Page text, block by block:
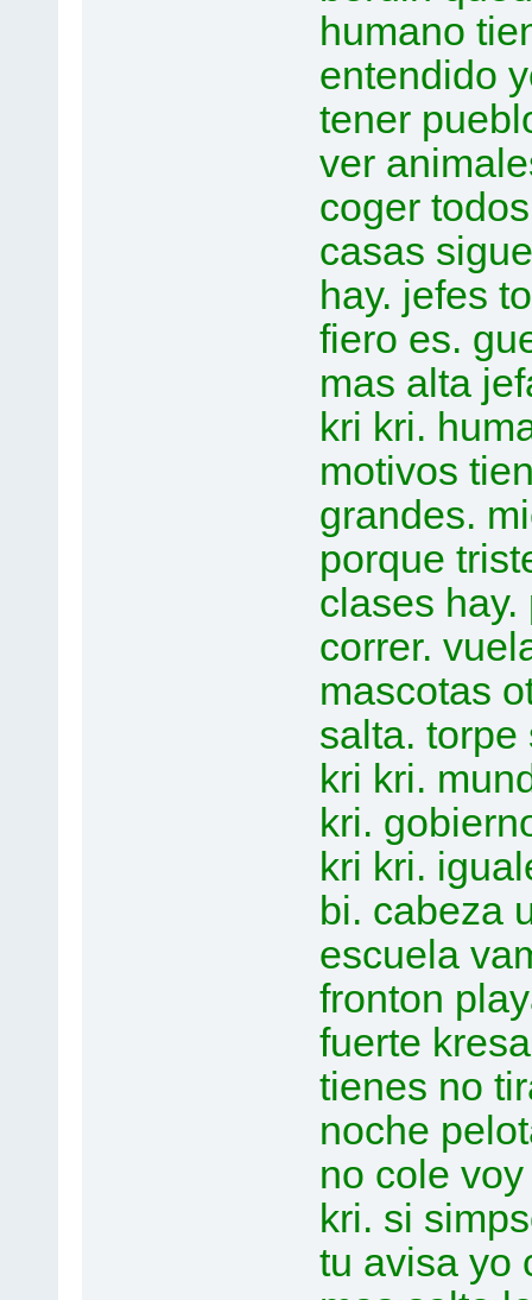
humano
entendido
tener
ver
coger
casas
hay. jefes
fiero es.
mas alta
kri kri.
motivos
grandes.
porque
clases
correr.
mascotas
salta. torpe
kri kri.
kri.
kri kri.
bi. cabeza
escuela
fronton
fuerte
tienes no
noche
no cole
kri. si
tu avisa yo